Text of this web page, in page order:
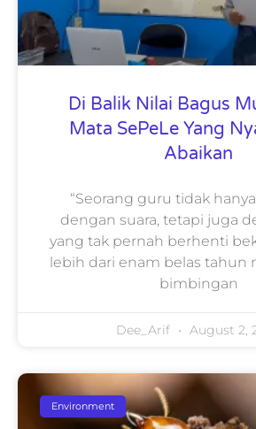
Di Balik Nilai Bagus
Mata SePeLe Yang
Abaikan
“Seorang guru tidak
dengan suara, tetapi juga
yang tak pernah berhenti
lebih dari enam belas tahun
bimbingan
Dee_Arif August 2,
Environment